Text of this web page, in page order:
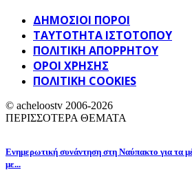
ΔΗΜΟΣΙΟΙ ΠΟΡΟΙ
ΤΑΥΤΌΤΗΤΑ ΙΣΤΌΤΟΠΟΥ
ΠΟΛΙΤΙΚΉ ΑΠΟΡΡΉΤΟΥ
ΌΡΟΙ ΧΡΉΣΗΣ
ΠΟΛΙΤΙΚΗ COOKIES
© acheloostv 2006-2026
ΠΕΡΙΣΣΟΤΕΡΑ ΘΕΜΑΤΑ
Ενημερωτική συνάντηση στη Ναύπακτο για τα
με...